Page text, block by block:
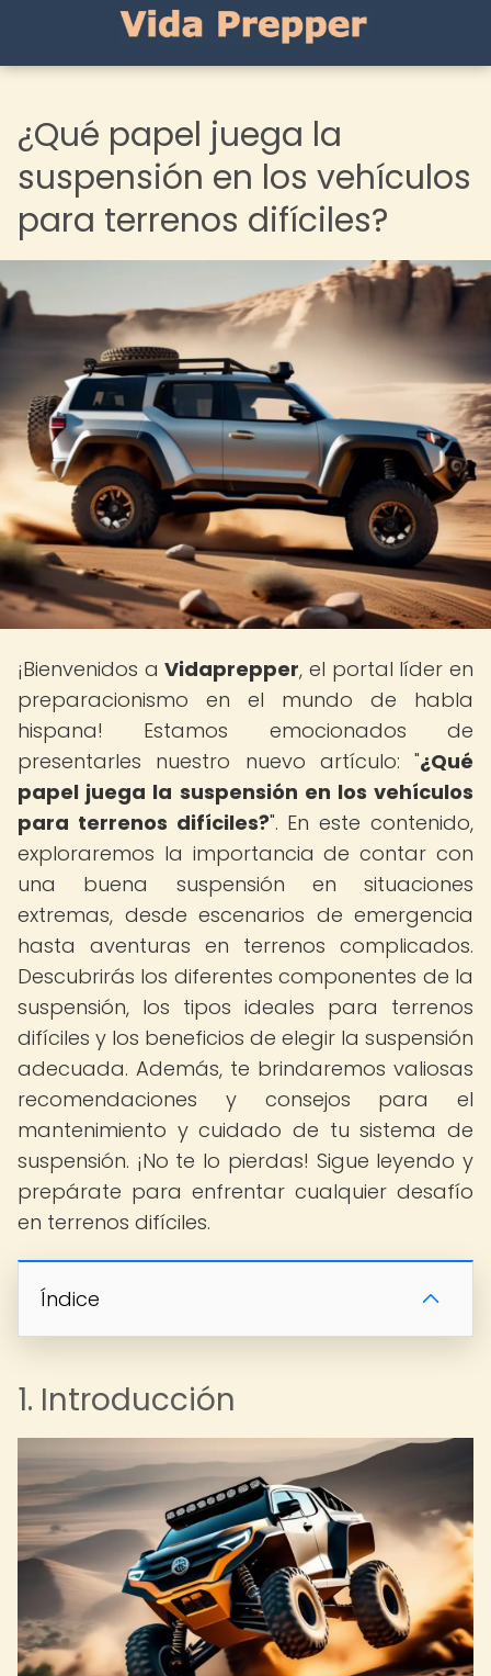
¿Qué papel juega la
suspensión en los vehículos
para terrenos difíciles?
¡Bienvenidos aVidaprepper, el portal líder en
preparacionismo en el mundo de habla
hispana! Estamos emocionados de
presentarles nuestro nuevo artículo: "¿Qué
papel juega la suspensión en los vehículos
para terrenos difíciles?". En este contenido,
exploraremos la importancia de contar con
una buena suspensión en situaciones
extremas, desde escenarios de emergencia
hasta aventuras en terrenos complicados.
Descubrirás los diferentes componentes de la
suspensión, los tipos ideales para terrenos
difíciles y los beneficios de elegir la suspensión
adecuada. Además, te brindaremos valiosas
recomendaciones y consejos para el
mantenimiento y cuidado de tu sistema de
suspensión. ¡No te lo pierdas! Sigue leyendo y
prepárate para enfrentar cualquier desafío
en terrenos difíciles.
Índice
1. Introducción